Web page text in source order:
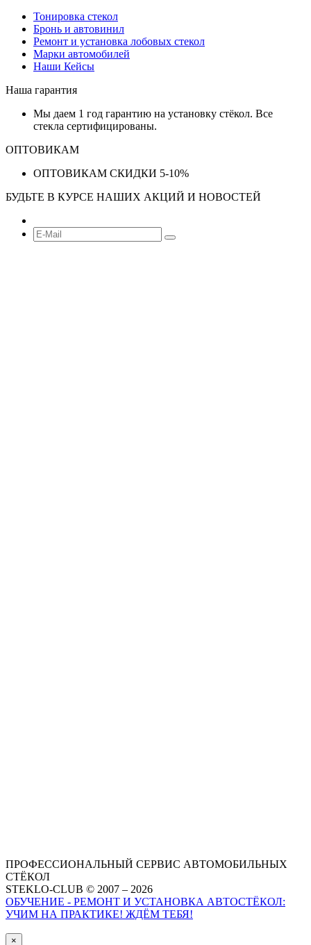
Тонировка стекол
Бронь и автовинил
Ремонт и установка лобовых стекол
Марки автомобилей
Наши Кейсы
Наша гарантия
Мы даем 1 год гарантию на установку стёкол. Все
стекла сертифицированы.
ОПТОВИКАМ
ОПТОВИКАМ СКИДКИ 5-10%
БУДЬТЕ В КУРСЕ НАШИХ АКЦИЙ И НОВОСТЕЙ
ПРОФЕССИОНАЛЬНЫЙ СЕРВИС АВТОМОБИЛЬНЫХ
СТЁКОЛ
STEKLO-CLUB © 2007 – 2026
ОБУЧЕНИЕ - РЕМОНТ И УСТАНОВКА АВТОСТЁКОЛ:
УЧИМ НА ПРАКТИКЕ! ЖДЁМ ТЕБЯ!
×